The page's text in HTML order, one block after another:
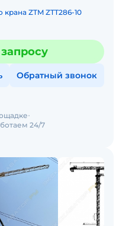
ZTM ZTT286-10
Обратный звонок
24/7